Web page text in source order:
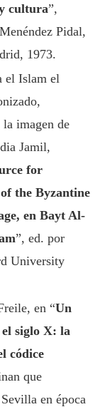
cultura”,
Pidal,
1973.
el Islam el
la imagen de
Jamil,
for
the Byzantine
en Bayt Al-
”, ed. por
University
en “Un
siglo X: la
códice
que
en época